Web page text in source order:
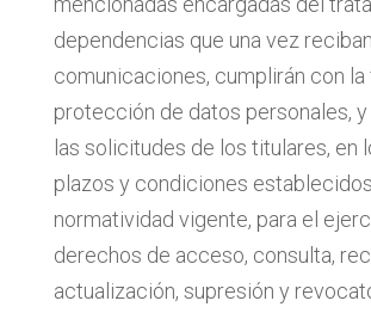
dependencias que una vez
comunicaciones, cumplirán con la
protección de datos personales,
las solicitudes de los titulares, en
plazos y condiciones
normatividad vigente, para el
derechos de acceso, consulta,
actualización, supresión y